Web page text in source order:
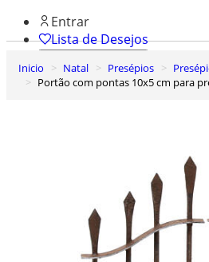
Entrar
Lista de Desejos
Carrinho de Compras
Inicio Natal Presépios
Portão com pontas 10x5 cm para